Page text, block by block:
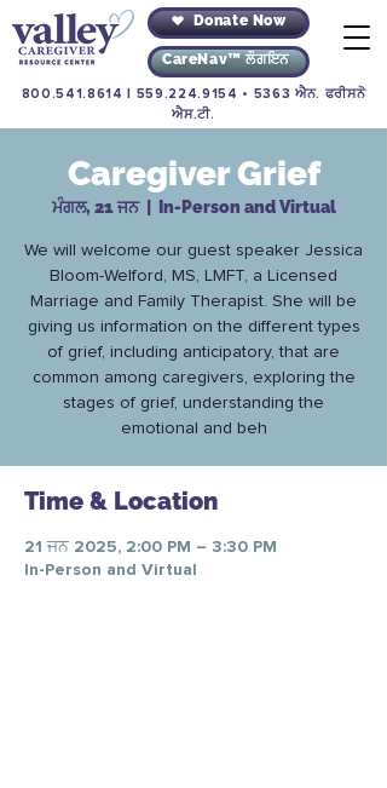
Donate Now
CareNav™ ਲੌਗਇਨ
800.541.8614 559.224.9154 • 5363 ਐਨ. ਫਰੀਸਨੋ
ਐਸ.ਟੀ.
Caregiver Grief
ਮੰਗਲ, 21 ਜਨ
  |
In-Person and Virtual
We will welcome our guest speaker Jessica
Bloom-Welford, MS, LMFT, a Licensed
Marriage and Family Therapist. She will be
giving us information on the different types
of grief, including anticipatory, that are
common among caregivers, exploring the
stages of grief, understanding the
emotional and beh
Time & Location
21 ਜਨ 2025, 2:00 PM – 3:30 PM
In-Person and Virtual